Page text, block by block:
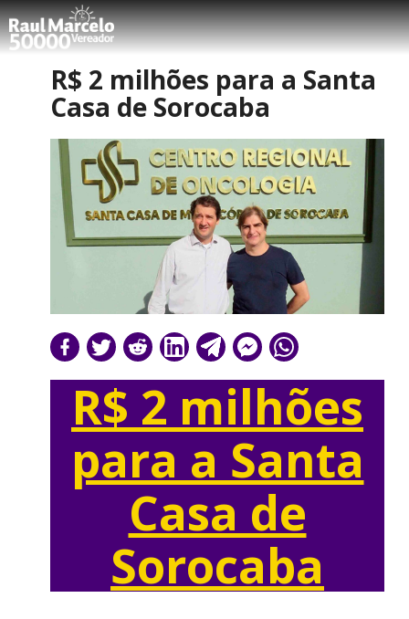
R$ 2 milhões para a Santa
Casa de Sorocaba
R$ 2 milhões
para a Santa
Casa de
Sorocaba